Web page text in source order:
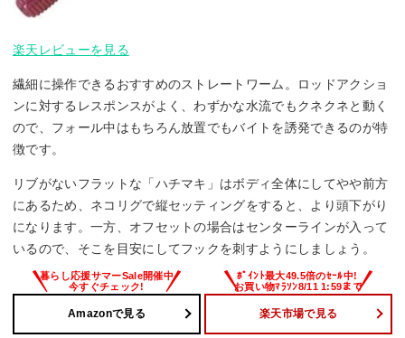
楽天レビューを見る
繊細に操作できるおすすめのストレートワーム。ロッドアクショ
ンに対するレスポンスがよく、わずかな水流でもクネクネと動く
ので、フォール中はもちろん放置でもバイトを誘発できるのが特
徴です。
リブがないフラットな「ハチマキ」はボディ全体にしてやや前方
にあるため、ネコリグで縦セッティングをすると、より頭下がり
になります。一方、オフセットの場合はセンターラインが入って
いるので、そこを目安にしてフックを刺すようにしましょう。
Amazonで見る 楽天市場で見る